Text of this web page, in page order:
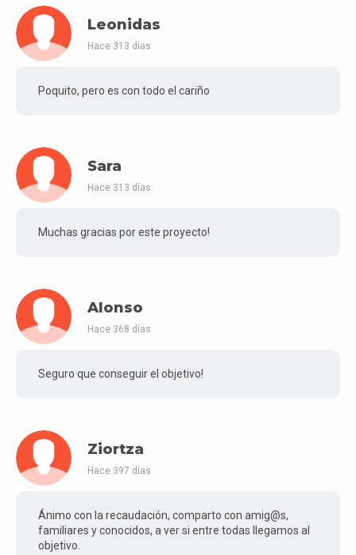
Leonidas
Hace 313 días
Poquito, pero es con todo el cariño
Sara
Hace 313 días
Muchas gracias por este proyecto!
Alonso
Hace 368 días
Seguro que conseguir el objetivo!
Ziortza
Hace 397 días
Ánimo con la recaudación, comparto con amig@s,
familiares y conocidos, a ver si entre todas llegamos al
objetivo.